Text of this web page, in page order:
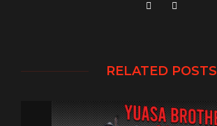
RELATED POSTS